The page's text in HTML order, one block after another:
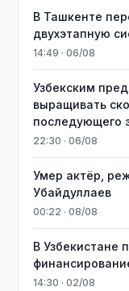
В Ташкенте
двухэтапную
14:49 · 06/08
Узбекским
выращивать
последующего
22:30 · 06/08
Умер актёр,
Убайдуллаев
00:22 · 08/08
В Узбекистане
14:30 · 02/08